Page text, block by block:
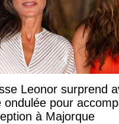
Leonor surprend
ondulée pour
à Majorque